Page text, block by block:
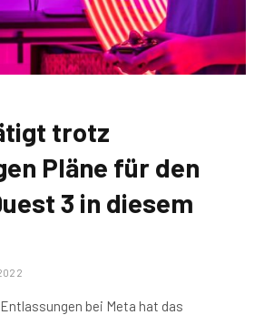
trotz
Pläne für den
3 in diesem
bei Meta hat das